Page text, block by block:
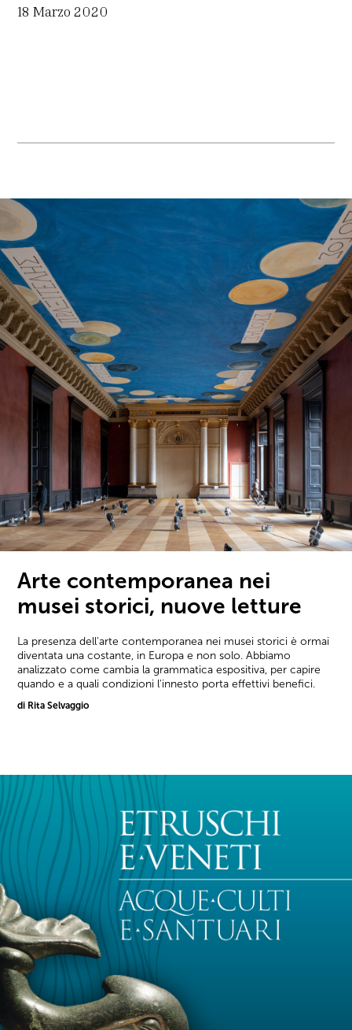
18 Marzo 2020
Arte contemporanea nei
musei storici, nuove letture
La presenza dell'arte contemporanea nei musei storici è ormai
diventata una costante, in Europa e non solo. Abbiamo
analizzato come cambia la grammatica espositiva, per capire
quando e a quali condizioni l'innesto porta effettivi benefici.
di Rita Selvaggio